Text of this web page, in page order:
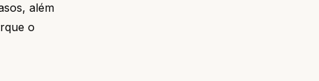
além
o